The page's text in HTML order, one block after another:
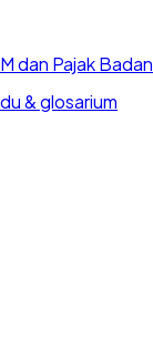
dan Pajak Badan
& glosarium